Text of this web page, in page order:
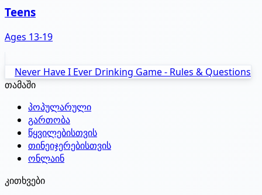
Teens
Ages 13-19
Never Have I Ever Drinking Game - Rules & Questions
თამაში
პოპულარული
გართობა
წყვილებისთვის
თინეიჯერებისთვის
ონლაინ
კითხვები